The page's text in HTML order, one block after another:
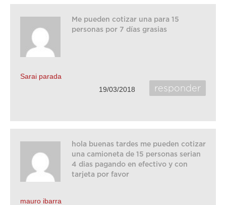
Sarai parada
Me pueden cotizar una para 15
personas por 7 días grasias
responder
19/03/2018
mauro ibarra
hola buenas tardes me pueden cotizar
una camioneta de 15 personas serian
4 dias pagando en efectivo y con
tarjeta por favor